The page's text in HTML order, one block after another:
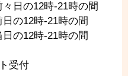
日の12時-21時の間
の12時-21時の間
の12時-21時の間
受付